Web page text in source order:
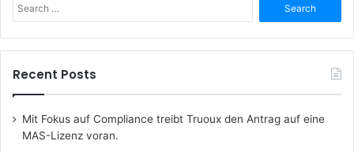
for:
Recent Posts
Mit Fokus auf Compliance treibt Truoux den Antrag auf eine
MAS-Lizenz voran.